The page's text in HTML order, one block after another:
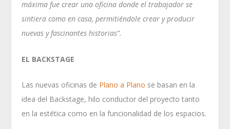
máxima fue crear una oficina donde el trabajador se
sintiera como en casa, permitiéndole crear y producir
nuevas y fascinantes historias”.
EL BACKSTAGE
Las nuevas oficinas de Plano a Plano se basan en la
idea del Backstage, hilo conductor del proyecto tanto
en la estética como en la funcionalidad de los espacios.